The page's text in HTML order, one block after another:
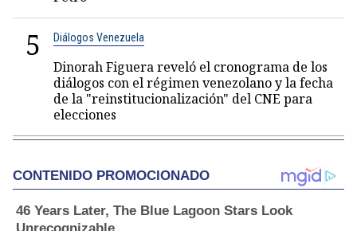
5 Diálogos Venezuela
Dinorah Figuera reveló el cronograma de los
diálogos con el régimen venezolano y la fecha
de la "reinstitucionalización" del CNE para
elecciones